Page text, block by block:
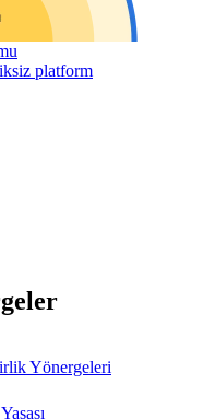
platform
Yönergeleri